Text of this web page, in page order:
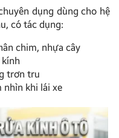
dụng dùng cho hệ
có tác dụng:
chim, nhựa cây
kính
trơn tru
nhìn khi lái xe